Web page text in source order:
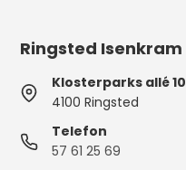
Ringsted Isenkram
Klosterparks allé 10
4100 Ringsted
Telefon
57 61 25 69